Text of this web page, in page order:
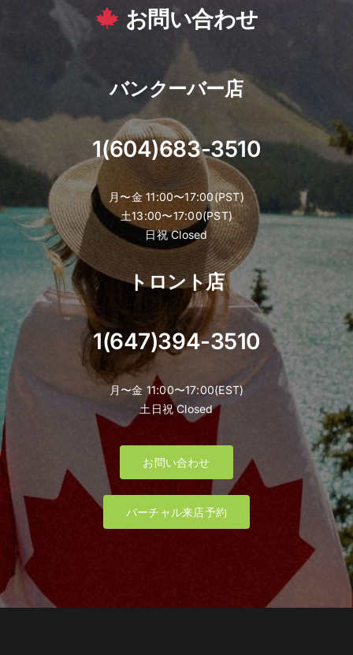
お問い合わせ
バンクーバー店
1(604)683-3510
月〜金 11:00〜17:00(PST)
土13:00〜17:00(PST)
日祝 Closed
トロント店
1(647)394-3510
月〜金 11:00〜17:00(EST)
土日祝 Closed
お問い合わせ
バーチャル来店予約